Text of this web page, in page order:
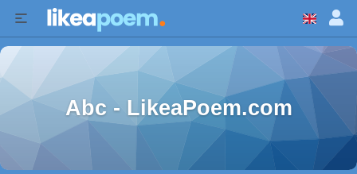
Abc - LikeaPoem.com